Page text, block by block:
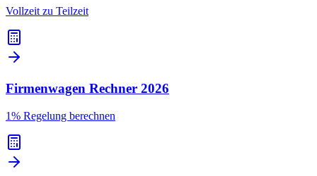
Vollzeit zu Teilzeit
Firmenwagen Rechner 2026
1% Regelung berechnen